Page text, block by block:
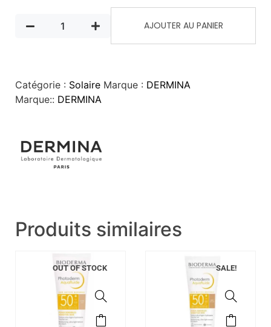
AJOUTER AU PANIER
Catégorie : Solaire Marque : DERMINA
Marque:: DERMINA
Produits similaires
OUT OF STOCK SALE!